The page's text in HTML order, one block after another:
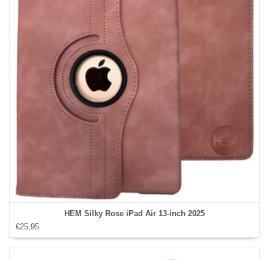
HEM Silky Rose iPad Air 13‑inch 2025
€25,95